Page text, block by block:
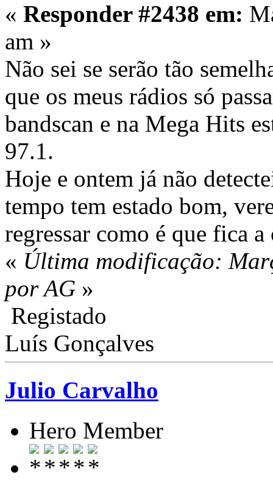
« Responder #2438 em:
am »
Não sei se serão tão
que os meus rádios só
bandscan e na Mega Hits
97.1.
Hoje e ontem já não
tempo tem estado bom,
regressar como é que fica a
« Última modificação:
por AG »
Registado
Luís Gonçalves
Julio Carvalho
Hero Member